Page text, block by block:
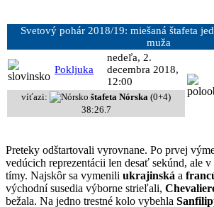
Svetový pohár 2018/19: miešaná štafeta
muža
Pokljuka
nedeľa, 2.
decembra 2018,
12:00
víťazi: štafeta Nórska (0+4)
38:26.7
Preteky odštartovali vyrovnane. Po prvej
vedúcich reprezentácii len desať sekúnd, ale
tímy. Najskôr sa vymenili ukrajinská a
východní susedia výborne strieľali,
bežala. Na jedno trestné kolo vybehla